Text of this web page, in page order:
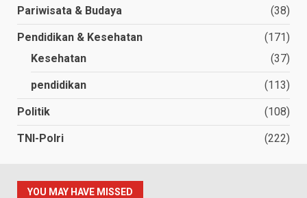
Pariwisata & Budaya (38)
Pendidikan & Kesehatan
(171)
Kesehatan
(37)
pendidikan (113)
Politik (108)
TNI-Polri (222)
YOU MAY HAVE MISSED